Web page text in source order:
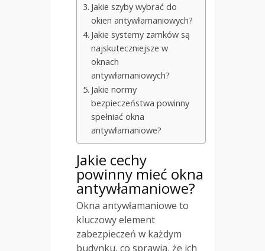
Jakie szyby wybrać do
okien antywłamaniowych?
Jakie systemy zamków są
najskuteczniejsze w
oknach
antywłamaniowych?
Jakie normy
bezpieczeństwa powinny
spełniać okna
antywłamaniowe?
Jakie cechy
powinny mieć okna
antywłamaniowe?
Okna antywłamaniowe to
kluczowy element
zabezpieczeń w każdym
budynku, co sprawia, że ich